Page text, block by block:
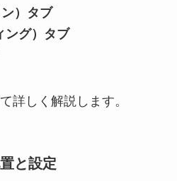
）タブ
ング）タブ
詳しく解説します。
と設定